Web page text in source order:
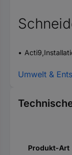
Umwelt &
Produkt-Art